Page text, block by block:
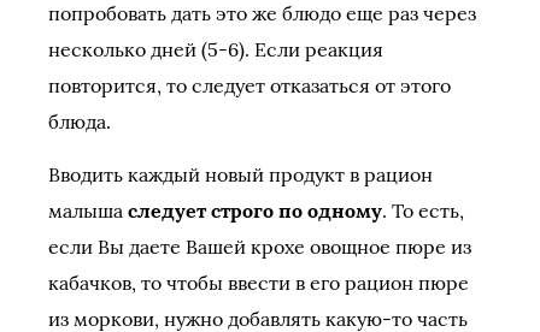
попробовать дать это же блюдо еще раз через
несколько дней (5-6). Если реакция
повторится, то следует отказаться от этого
блюда.
Вводить каждый новый продукт в рацион
малыша следует строго по одному. То есть,
если Вы даете Вашей крохе овощное пюре из
кабачков, то чтобы ввести в его рацион пюре
из моркови, нужно добавлять какую-то часть